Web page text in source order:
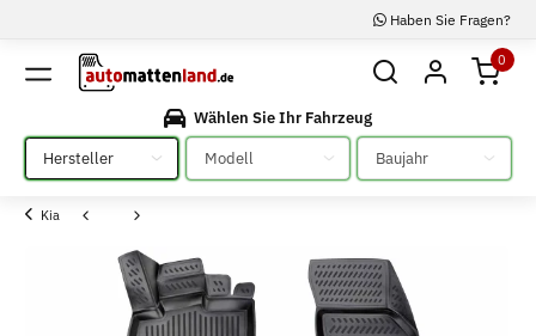
Haben Sie Fragen?
0
Wählen Sie Ihr Fahrzeug
Bitte auswählen
Bitte auswählen Bitte auswählen
Kia